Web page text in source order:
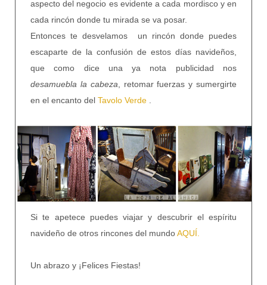
aspecto del negocio es evidente a cada mordisco y en
cada rincón donde tu mirada se va posar.
Entonces te desvelamos un rincón donde puedes
escaparte de la confusión de estos días navideños,
que como dice una ya nota publicidad nos
desamuebla la cabeza , retomar fuerzas y sumergirte
en el encanto del Tavolo Verde
Si te apetece puedes viajar y descubrir el espíritu
navideño de otros rincones del mundoAQUÍ.
Un abrazo y ¡Felices Fiestas!